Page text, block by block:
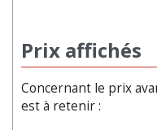
Prix affichés
Concernant le prix
est à retenir :